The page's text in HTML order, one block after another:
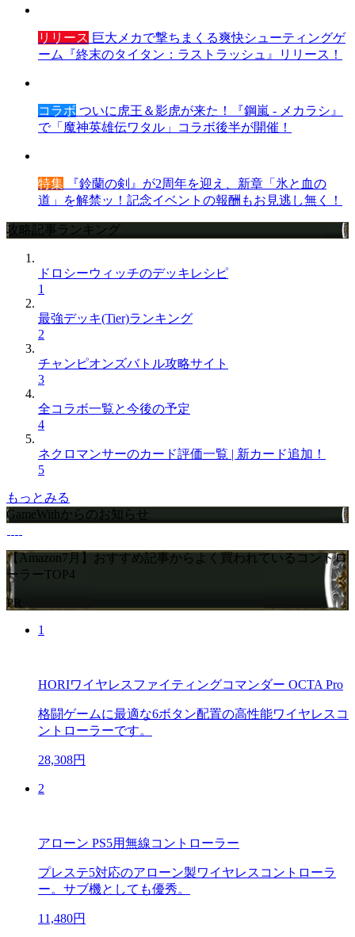
リリース 巨大メカで撃ちまくる爽快シューティングゲ
ーム『終末のタイタン：ラストラッシュ』リリース！
コラボ ついに虎王＆影虎が来た！『鋼嵐 - メカラシ』
で「魔神英雄伝ワタル」コラボ後半が開催！
特集 『鈴蘭の剣』が2周年を迎え、新章「氷と血の
道」を解禁ッ！記念イベントの報酬もお見逃し無く！
攻略記事ランキング
ドロシーウィッチのデッキレシピ
1
最強デッキ(Tier)ランキング
2
チャンピオンズバトル攻略サイト
3
全コラボ一覧と今後の予定
4
ネクロマンサーのカード評価一覧 | 新カード追加！
5
もっとみる
GameWithからのお知らせ
【Amazon7月】おすすめ記事からよく買われているコントロ
ーラーTOP4
PR
1
HORIワイヤレスファイティングコマンダー OCTA Pro
格闘ゲームに最適な6ボタン配置の高性能ワイヤレスコ
ントローラーです。
28,308円
2
アローン PS5用無線コントローラー
プレステ5対応のアローン製ワイヤレスコントローラ
ー。サブ機としても優秀。
11,480円